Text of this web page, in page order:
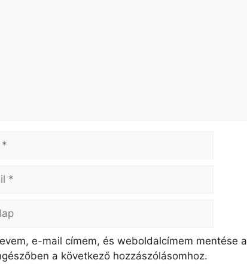
e-mail címem, és weboldalcímem mentése a
a következő hozzászólásomhoz.